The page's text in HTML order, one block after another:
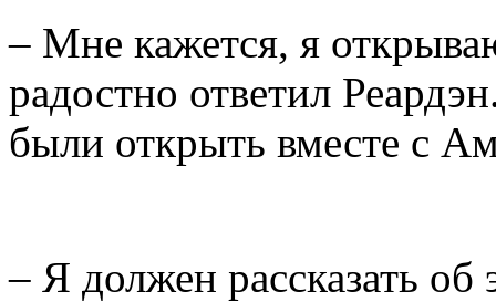
– Мне кажется, я
радостно ответил
были открыть вместе с
– Я должен рассказать об